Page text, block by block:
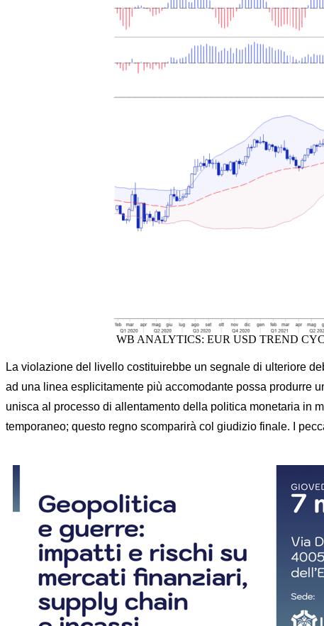
WB ANALYTICS: EUR USD TREND
La violazione del livello costituirebbe un segnale di ulteriore
ad una linea esplicitamente più accomodante possa produrre
unisca al processo di allentamento della politica monetaria in
temporaneo; questo regno scomparirà col giudizio finale. I